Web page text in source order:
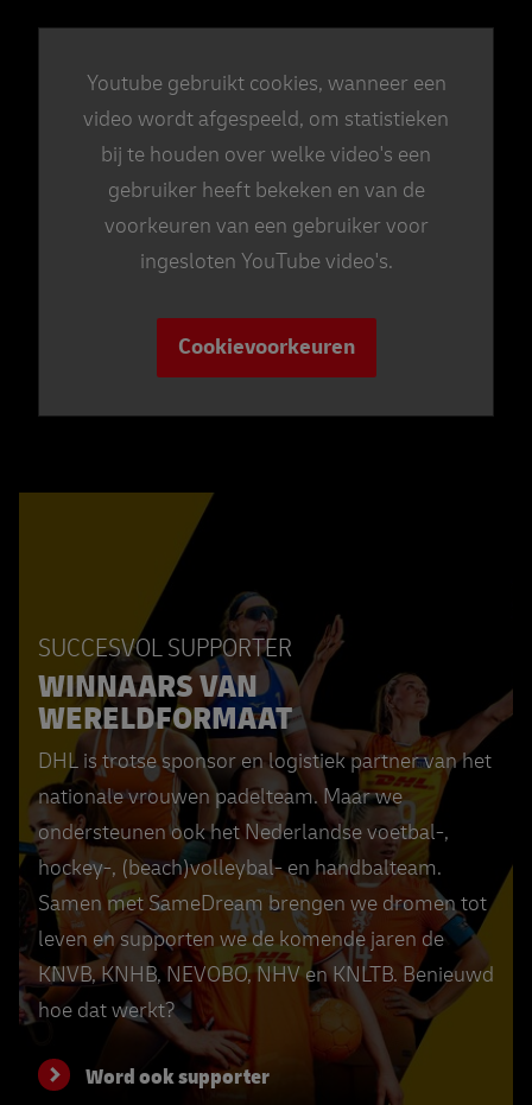
Youtube gebruikt cookies, wanneer een
video wordt afgespeeld, om statistieken
bij te houden over welke video's een
gebruiker heeft bekeken en van de
voorkeuren van een gebruiker voor
ingesloten YouTube video's.
Cookievoorkeuren
SUCCESVOL SUPPORTER
WINNAARS VAN
WERELDFORMAAT
DHL is trotse sponsor en logistiek partner van het
nationale vrouwen padelteam. Maar we
ondersteunen ook het Nederlandse voetbal-,
hockey-, (beach)volleybal- en handbalteam.
Samen met SameDream brengen we dromen tot
leven en supporten we de komende jaren de
KNVB, KNHB, NEVOBO, NHV en KNLTB. Benieuwd
hoe dat werkt?
Word ook supporter